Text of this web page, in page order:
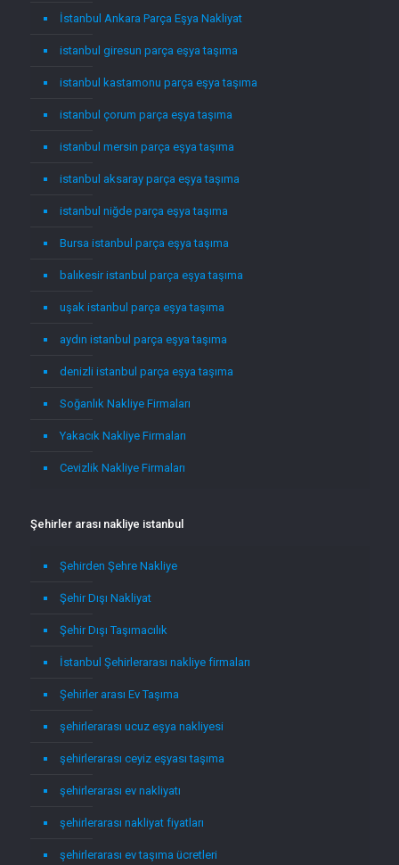
İstanbul Ankara Parça Eşya Nakliyat
istanbul giresun parça eşya taşıma
istanbul kastamonu parça eşya taşıma
istanbul çorum parça eşya taşıma
istanbul mersin parça eşya taşıma
istanbul aksaray parça eşya taşıma
istanbul niğde parça eşya taşıma
Bursa istanbul parça eşya taşıma
balıkesir istanbul parça eşya taşıma
uşak istanbul parça eşya taşıma
aydın istanbul parça eşya taşıma
denizli istanbul parça eşya taşıma
Soğanlık Nakliye Firmaları
Yakacık Nakliye Firmaları
Cevizlik Nakliye Firmaları
Şehirler arası nakliye istanbul
Şehirden Şehre Nakliye
Şehir Dışı Nakliyat
Şehir Dışı Taşımacılık
İstanbul Şehirlerarası nakliye firmaları
Şehirler arası Ev Taşıma
şehirlerarası ucuz eşya nakliyesi
şehirlerarası ceyiz eşyası taşıma
şehirlerarası ev nakliyatı
şehirlerarası nakliyat fiyatları
şehirlerarası ev taşıma ücretleri